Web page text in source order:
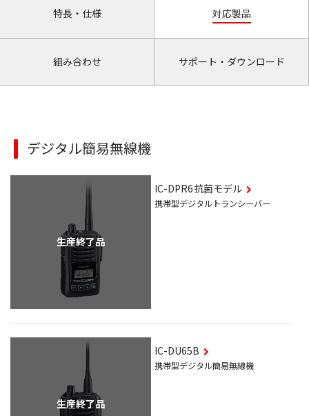
特長・仕様 対応製品
組み合わせ サポート・ダウンロード
デジタル簡易無線機
生産終了品
IC-DPR6抗菌モデル
携帯型デジタルトランシーバー
生産終了品
IC-DU65B
携帯型デジタル簡易無線機